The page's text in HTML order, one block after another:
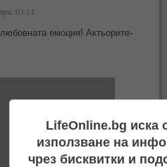
03:14
емоция! Актьорите-
LifeOnline.bg иска
използване на
чрез бисквитки и